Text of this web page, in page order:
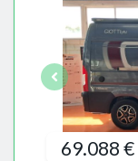
69.088 €